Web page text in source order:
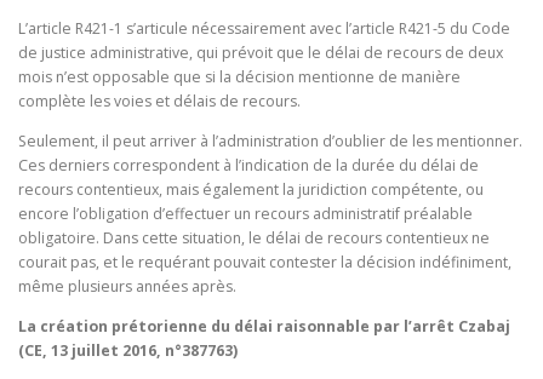
L’article R421-1 s’articule nécessairement avec l’article R421-5 du Code
de justice administrative, qui prévoit que le délai de recours de deux
mois n’est opposable que si la décision mentionne de manière
complète les voies et délais de recours.
Seulement, il peut arriver à l’administration d’oublier de les mentionner.
Ces derniers correspondent à l’indication de la durée du délai de
recours contentieux, mais également la juridiction compétente, ou
encore l’obligation d’effectuer un recours administratif préalable
obligatoire. Dans cette situation, le délai de recours contentieux ne
courait pas, et le requérant pouvait contester la décision indéfiniment,
même plusieurs années après.
La création prétorienne du délai raisonnable par l’arrêt Czabaj
(CE, 13 juillet 2016, n°387763)